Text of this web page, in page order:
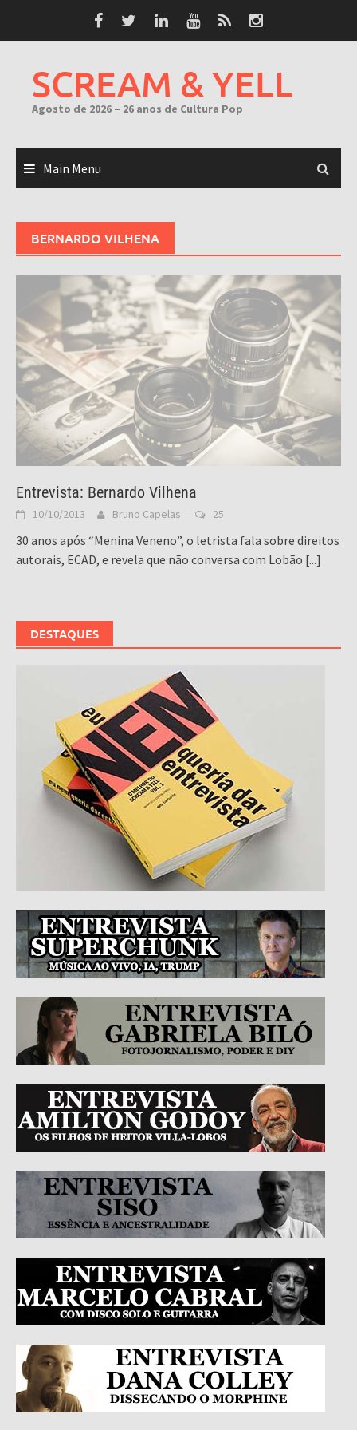
SCREAM & YELL
Agosto de 2026 – 26 anos de Cultura Pop
Main Menu
BERNARDO VILHENA
Entrevista: Bernardo Vilhena
10/10/2013 Bruno Capelas 25
30 anos após “Menina Veneno”, o letrista fala sobre direitos
autorais, ECAD, e revela que não conversa com Lobão [...]
DESTAQUES